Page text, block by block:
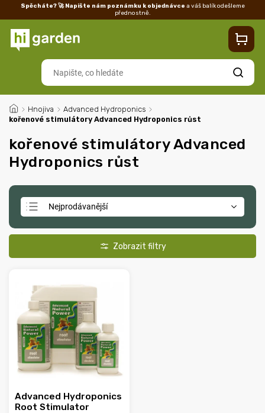
Spěcháte? 🚀 Napište nám poznámku k objednávce a váš balík odešleme
přednostně.
Vrácení/reklamace
Hledat
/ Hnojiva / Advanced Hydroponics /
kořenové stimulátory Advanced Hydroponics růst
kořenové stimulátory Advanced
Hydroponics růst
Nejprodávanější
Advanced Hydroponics
Root Stimulator